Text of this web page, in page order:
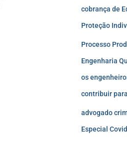
cobrança de
Proteção
Processo
Engenharia
os
contribuir
advogado
Especial